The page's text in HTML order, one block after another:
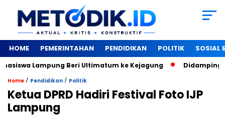
HOME PEMERINTAHAN PENDIDIKAN POLITIK SOSIAL
Lampung Beri Ultimatum ke Kejagung ‎Didampingi
Home / Pendidikan / Politik
Ketua DPRD Hadiri Festival Foto IJP
Lampung